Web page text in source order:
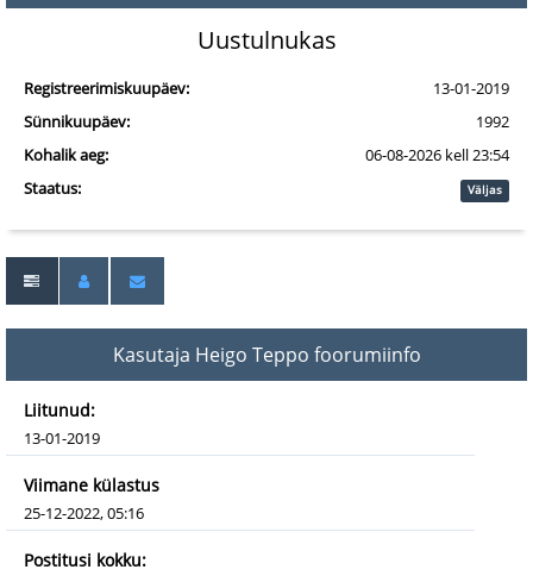
Uustulnukas
Registreerimiskuupäev:
13-01-2019
Sünnikuupäev:
1992
Kohalik aeg:
06-08-2026 kell 23:54
Staatus:
Väljas
Kasutaja Heigo Teppo foorumiinfo
Liitunud:
13-01-2019
Viimane külastus
25-12-2022, 05:16
Postitusi kokku: